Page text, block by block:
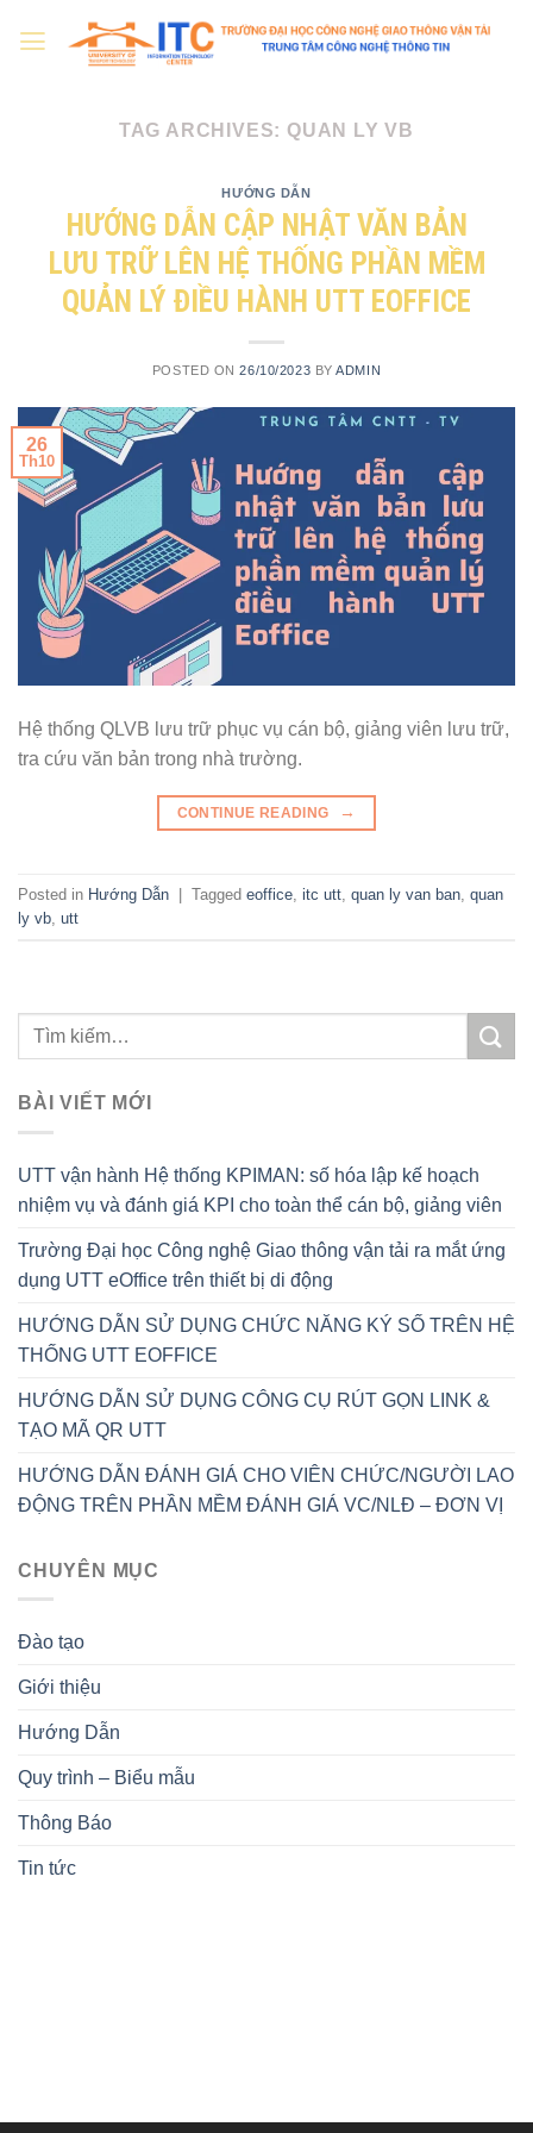
TAG ARCHIVES: QUAN LY VB
HƯỚNG DẪN
HƯỚNG DẪN CẬP NHẬT VĂN BẢN
LƯU TRỮ LÊN HỆ THỐNG PHẦN MỀM
QUẢN LÝ ĐIỀU HÀNH UTT EOFFICE
POSTED ON26/10/2023 BYADMIN
26
Th10
Hệ thống QLVB lưu trữ phục vụ cán bộ, giảng viên lưu trữ,
tra cứu văn bản trong nhà trường.
CONTINUE READING →
Posted in Hướng Dẫn | Tagged eoffice itc utt quan ly van ban quan
ly vb utt
BÀI VIẾT MỚI
UTT vận hành Hệ thống KPIMAN: số hóa lập kế hoạch
nhiệm vụ và đánh giá KPI cho toàn thể cán bộ, giảng viên
Trường Đại học Công nghệ Giao thông vận tải ra mắt ứng
dụng UTT eOffice trên thiết bị di động
HƯỚNG DẪN SỬ DỤNG CHỨC NĂNG KÝ SỐ TRÊN HỆ
THỐNG UTT EOFFICE
HƯỚNG DẪN SỬ DỤNG CÔNG CỤ RÚT GỌN LINK &
TẠO MÃ QR UTT
HƯỚNG DẪN ĐÁNH GIÁ CHO VIÊN CHỨC/NGƯỜI LAO
ĐỘNG TRÊN PHẦN MỀM ĐÁNH GIÁ VC/NLĐ – ĐƠN VỊ
CHUYÊN MỤC
Đào tạo
Giới thiệu
Hướng Dẫn
Quy trình – Biểu mẫu
Thông Báo
Tin tức